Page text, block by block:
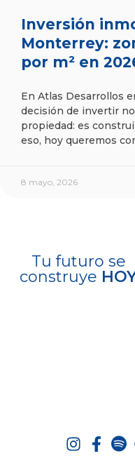
Inversión
Monterrey:
por m² en
En Atlas Desarrollos
decisión de invertir
propiedad: es
eso, hoy queremos
8 mayo, 2026
Tu futuro se
construye